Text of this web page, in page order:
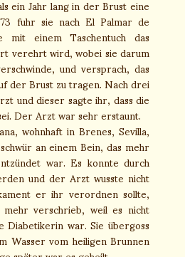
fuhr sie nach El Palmar de
einem Taschentuch das
verehrt wird, wobei sie darum
und versprach, das
der Brust zu tragen. Nach drei
und dieser sagte ihr, dass die
Der Arzt war sehr erstaunt.
wohnhaft in Brenes, Sevilla,
an einem Bein, das mehr
war. Es konnte durch
und der Arzt wusste nicht
er ihr verordnen sollte,
verschrieb, weil es nicht
Diabetikerin war. Sie übergoss
Wasser vom heiligen Brunnen